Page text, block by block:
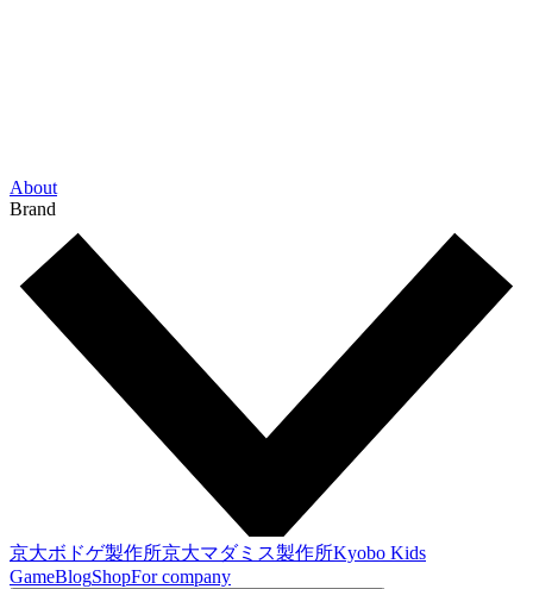
About
Brand
京大ボドゲ製作所京大マダミス製作所Kyobo Kids
GameBlogShopFor company